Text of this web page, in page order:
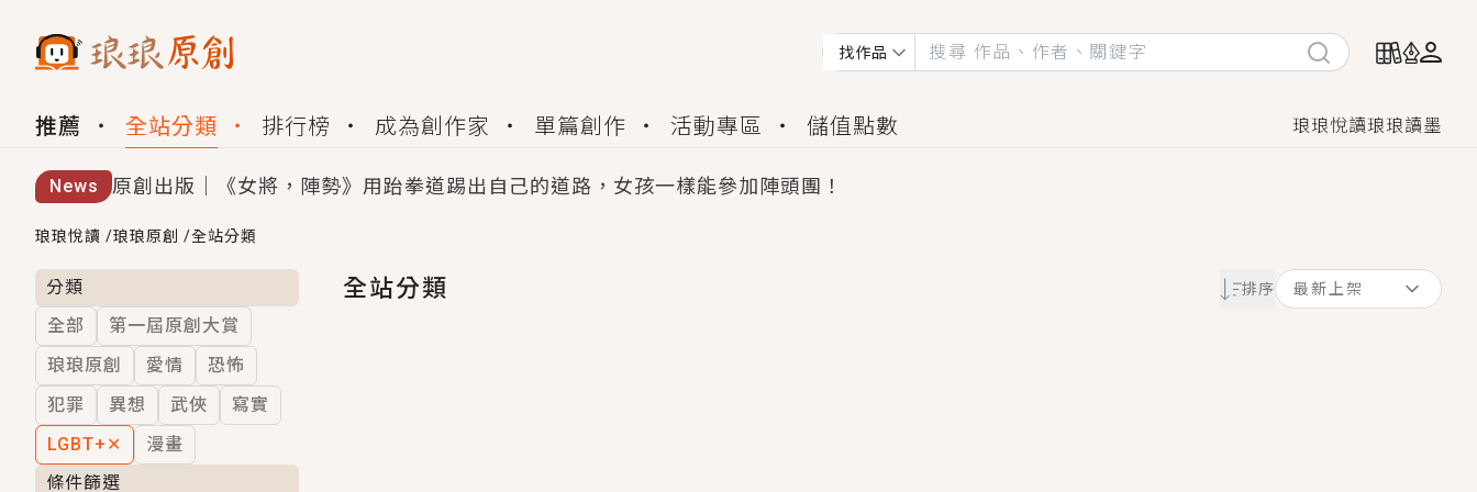
找作品
推薦 全站分類 排行榜 成為創作家 單篇創作 活動專區 儲值點數 琅琅悅讀琅琅讀墨
News 原創出版｜《女將，陣勢》用跆拳道踢出自己的道路，女孩一樣能參加陣頭團！
創,作家招募｜華文小說創作首選！有機會獲得豐富廣宣資源、專屬服務與獨享福利！
小編心動書單｜《離婚你提的，二婚嫁大佬，你哭什麼？》追妻火葬場！前夫失憶移情別戀，她頭也不回找新歡，他居然還後悔了？
GL｜《夏日與檸檬與重疊世界》炎熱的夏日、檸檬的香氣、互相愛慕的兩位少女，今夏最推純愛GL漫畫！
BL｜《費洛蒙中毒》救命！特殊費洛蒙體質世界觀，無法抗拒的吸引力，已中毒Σ>―(〃°ω°〃)♡→
OMG你嚇到我了｜《陰陽鬼店》上班族買了房子模型，但現實中買下的竟是屬於他的停屍櫃？！
言情｜《國語推行員》每個人心中都有一個連自己也無法改變的永恆， 他的一生將不由自主追逐著她……
琅琅悅讀 /琅琅原創 /全站分類
分類
全部
第一屆原創大賞
琅琅原創
愛情
恐怖
犯罪
異想 武俠
寫實
LGBT+ ✕
漫畫
條件篩選
全站分類 排序 最新上架